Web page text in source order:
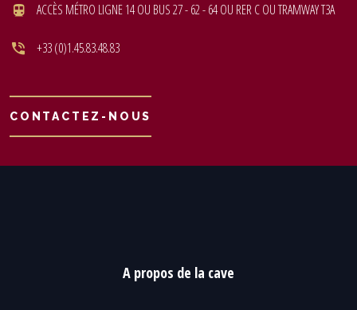
ACCÈS MÉTRO LIGNE 14 OU BUS 27 - 62 - 64 OU RER C OU TRAMWAY T3A
+33 (0)1.45.83.48.83
CONTACTEZ-NOUS
A propos de la cave